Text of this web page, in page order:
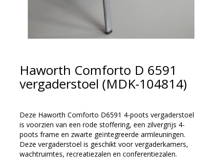
Haworth Comforto D 6591
vergaderstoel (MDK-104814)
Deze Haworth Comforto D6591 4-poots vergaderstoel
is voorzien van een rode stoffering, een zilvergrijs 4-
poots frame en zwarte geïntegreerde armleuningen.
Deze vergaderstoel is geschikt voor vergaderkamers,
wachtruimtes, recreatiezalen en conferentiezalen.